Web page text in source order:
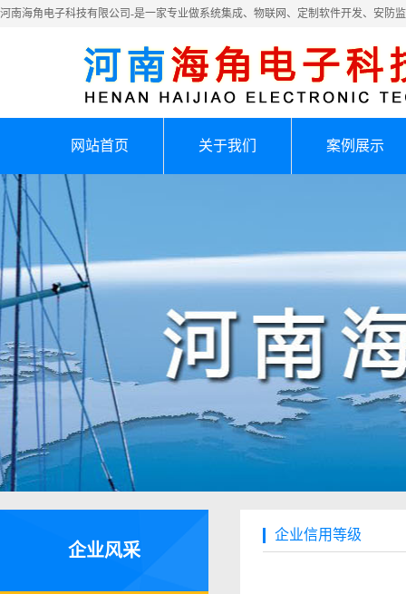
河南海角电子科技有限公司-是一家专业做系统集成、物联网、定制软件开发、安防
网站首页 关于我们 案例展示
企业风采
企业信用等级